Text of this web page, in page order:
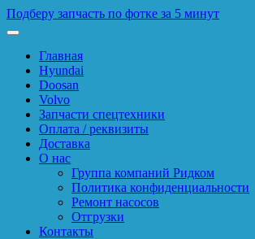
Подберу запчасть по фотке за 5 минут
Главная
Hyundai
Doosan
Volvo
Запчасти спецтехники
Оплата / реквизиты
Доставка
О нас
Группа компаний Ридком
Политика конфиденциальности
Ремонт насосов
Отгрузки
Контакты